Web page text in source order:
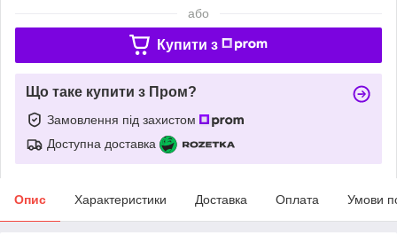
або
Купити з
Що таке купити з Пром?
Замовлення під захистом
Доступна доставка
Опис Характеристики Доставка Оплата Умови